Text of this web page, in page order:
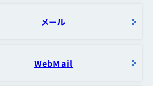
メール
WebMail